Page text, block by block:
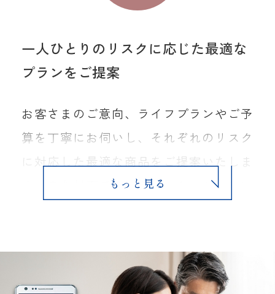
一人ひとりのリスクに応じた最適な
プランをご提案
お客さまのご意向、ライフプランやご予
算を丁寧にお伺いし、それぞれのリスク
に対応した最適な商品をご提案いたしま
す。また対面でのコミュニケーションに
考えるエキスパート」としていつでも気
軽に相談できる存在でありたいと考えて